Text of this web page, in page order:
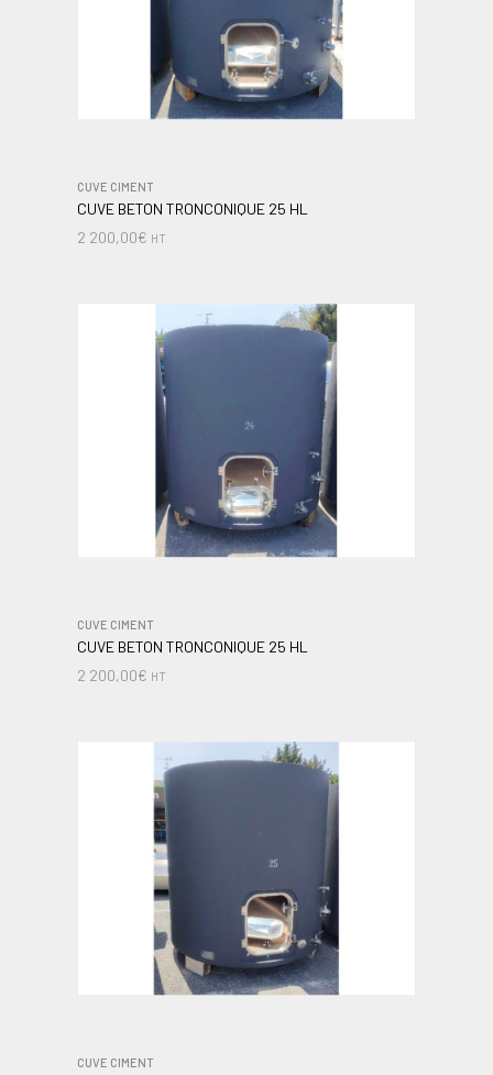
CUVE CIMENT
CUVE BETON TRONCONIQUE 25 HL
2 200,00€ HT
CUVE CIMENT
CUVE BETON TRONCONIQUE 25 HL
2 200,00€ HT
CUVE CIMENT